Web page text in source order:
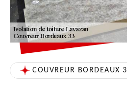
COUVREUR BORDEAUX